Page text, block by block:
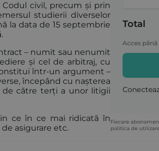
civil, precum și prin
studierii diverselor
la data de 15 septembrie
– numit sau nenumit
și cel de arbitraj, cu
într-un argument –
începând cu nașterea
de către terți a unor litigii
ce în ce mai ridicată în
asigurare etc.
Total
Acces
Fiecare
politica de